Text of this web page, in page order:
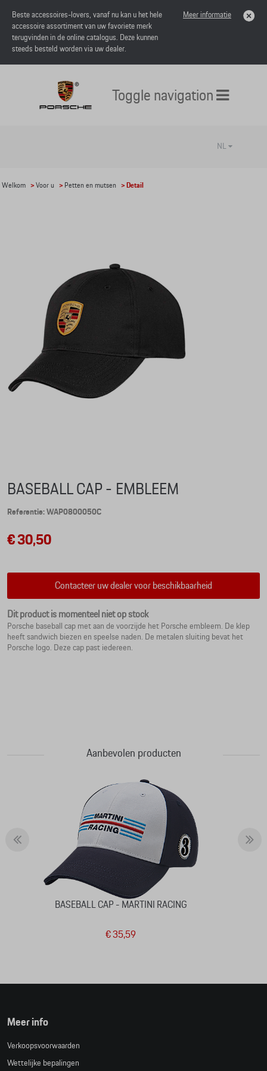
Beste accessoires-lovers, vanaf nu kan u het hele
accessoire assortiment van uw favoriete merk
terugvinden in de online catalogus. Deze kunnen
steeds besteld worden via uw dealer.
Meer informatie
Toggle navigation
NL
Welkom >Voor u > Petten en mutsen > Detail
BASEBALL CAP - EMBLEEM
Referentie: WAP0800050C
€ 30,50
Contacteer uw dealer voor beschikbaarheid
Dit product is momenteel niet op stock
Porsche baseball cap met aan de voorzijde het Porsche embleem. De klep
heeft sandwich biezen en speelse naden. De metalen sluiting bevat het
Porsche logo. Deze cap past iedereen.
Aanbevolen producten
BASEBALL CAP - MARTINI RACING
€ 35,59
Meer info
Verkoopsvoorwaarden
Wettelijke bepalingen